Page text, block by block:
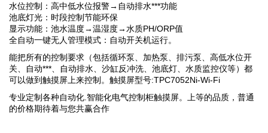
水位控制：高中低水位报警→ 自动排水***功能
池底灯光：时段控制节能环保
显示功能：池水温度→温湿度→水质PH/ORP值
全自动一键无人管理模式：自动开关机运行。
能把所有的控制要求（包括循环泵、加热泵、排污泵、高低水位开
关、自动***、自动排水、沙缸反冲洗、池底灯、水质监控仪等）都
可以做到触摸屏上来控制。触摸屏型号:TPC7052Ni-Wi-Fi
专业定制各种自动化.智能化电气控制柜触摸屏。上等的品质，普通
的价格期待着与您共赢合作